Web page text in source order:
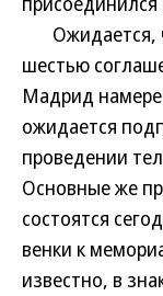
Ожидается,
шестью
Мадрид
ожидается
проведении
Основные же
состоятся
венки к
известно, в